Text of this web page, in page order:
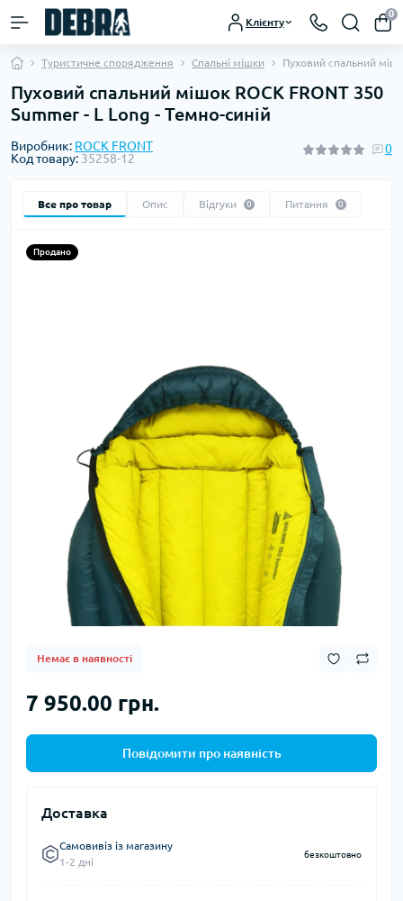
Клієнту
0
Туристичне спорядження Спальні мішки Пуховий спальний
Пуховий спальний мішок ROCK FRONT 350
Summer - L Long - Темно-синій
Виробник: ROCK FRONT
Код товару: 35258-12
0
Все про товар Опис Відгуки 0 Питання 0
Продано
Немає в наявності
7 950.00 грн.
Повідомити про наявність
Доставка
Самовивіз із магазину
1-2 дні
безкоштовно